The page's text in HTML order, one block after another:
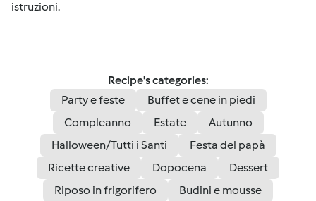
istruzioni.
Recipe's categories:
Party e feste
Buffet e cene in piedi
Compleanno
Estate
Autunno
Halloween/Tutti i Santi
Festa del papà
Ricette creative
Dopocena
Dessert
Riposo in frigorifero
Budini e mousse